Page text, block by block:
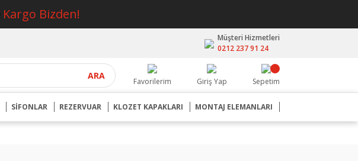
Kargo Bizden!
Müşteri Hizmetleri
0212 237 91 24
ARA
Favorilerim Giriş Yap Sepetim
SİFONLAR REZERVUAR KLOZET KAPAKLARI MONTAJ ELEMANLARI